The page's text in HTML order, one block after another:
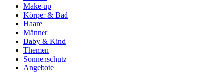
Make-up
Körper & Bad
Haare
Männer
Baby & Kind
Themen
Sonnenschutz
Angebote